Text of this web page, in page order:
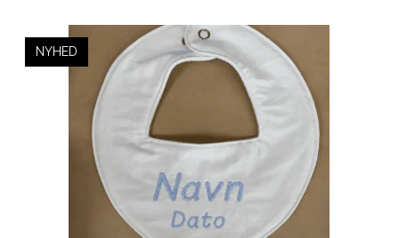
NYHED